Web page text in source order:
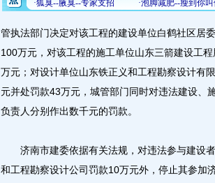
管执法部门决定对该工程的建设单位白鹤社区居
100万元，对该工程的施工单位山东三箭建设工
万元；对设计单位山东铁正义和工程勘察设计有
元并处罚款43万元，城管部门同时对违法建设、
负责人分别作出数千元的罚款。
济南市建委依据有关法规，对违法参与建设者
和工程勘察设计公司罚款10万元外，停止其参加